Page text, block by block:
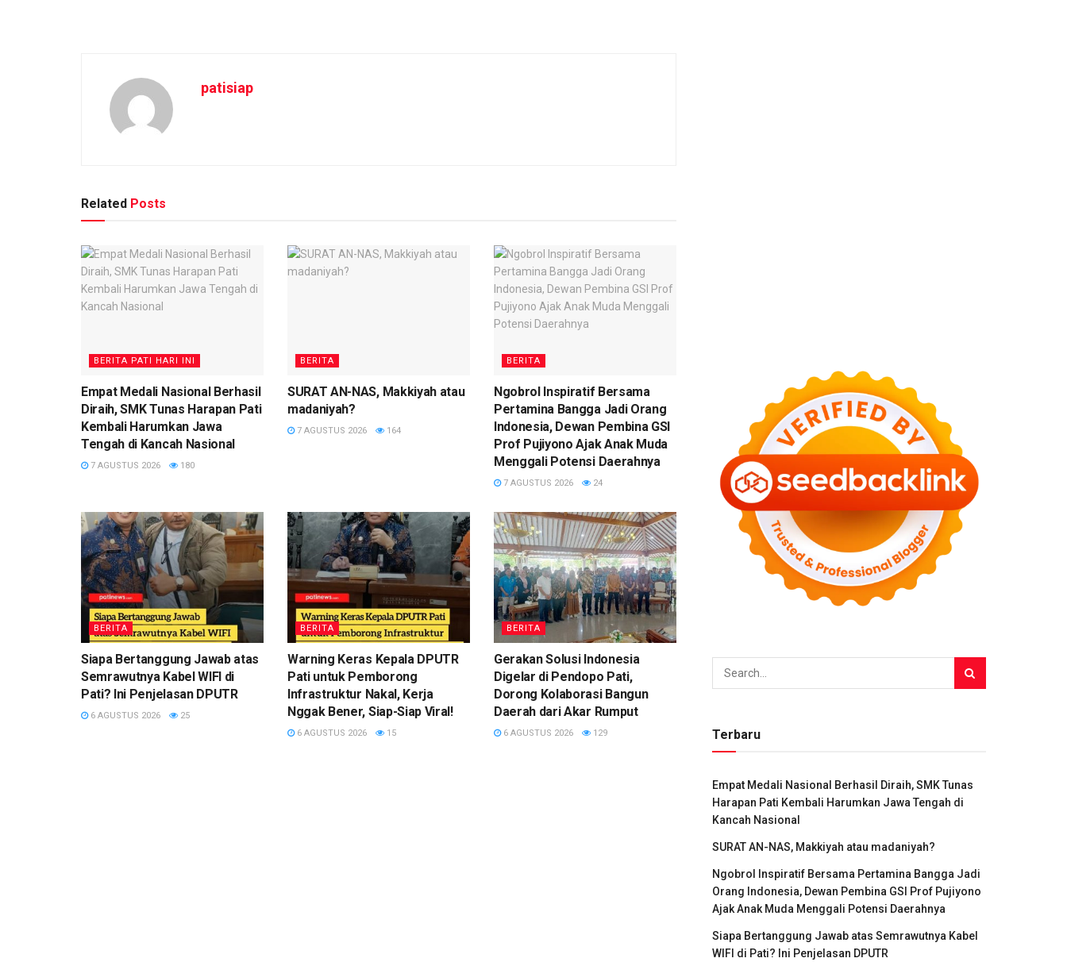
patisiap
Related Posts
BERITA PATI HARI INI
Empat Medali Nasional Berhasil
Diraih, SMK Tunas Harapan Pati
Kembali Harumkan Jawa
Tengah di Kancah Nasional
7 AGUSTUS 2026 180
BERITA
SURAT AN-NAS, Makkiyah atau
madaniyah?
7 AGUSTUS 2026 164
BERITA
Ngobrol Inspiratif Bersama
Pertamina Bangga Jadi Orang
Indonesia, Dewan Pembina GSI
Prof Pujiyono Ajak Anak Muda
Menggali Potensi Daerahnya
7 AGUSTUS 2026 24
BERITA
Siapa Bertanggung Jawab atas
Semrawutnya Kabel WIFI di
Pati? Ini Penjelasan DPUTR
6 AGUSTUS 2026 25
BERITA
Warning Keras Kepala DPUTR
Pati untuk Pemborong
Infrastruktur Nakal, Kerja
Nggak Bener, Siap-Siap Viral!
6 AGUSTUS 2026 15
BERITA
Gerakan Solusi Indonesia
Digelar di Pendopo Pati,
Dorong Kolaborasi Bangun
Daerah dari Akar Rumput
6 AGUSTUS 2026 129 Terbaru
Empat Medali Nasional Berhasil Diraih, SMK Tunas
Harapan Pati Kembali Harumkan Jawa Tengah di
Kancah Nasional
SURAT AN-NAS, Makkiyah atau madaniyah?
Ngobrol Inspiratif Bersama Pertamina Bangga Jadi
Orang Indonesia, Dewan Pembina GSI Prof Pujiyono
Ajak Anak Muda Menggali Potensi Daerahnya
Siapa Bertanggung Jawab atas Semrawutnya Kabel
WIFI di Pati? Ini Penjelasan DPUTR